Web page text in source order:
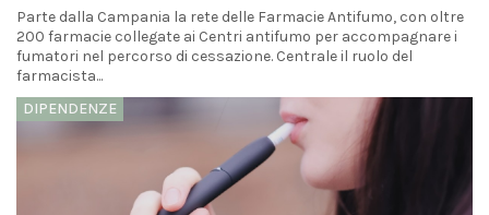
Parte dalla Campania la rete delle Farmacie Antifumo, con oltre
200 farmacie collegate ai Centri antifumo per accompagnare i
fumatori nel percorso di cessazione. Centrale il ruolo del
farmacista...
DIPENDENZE